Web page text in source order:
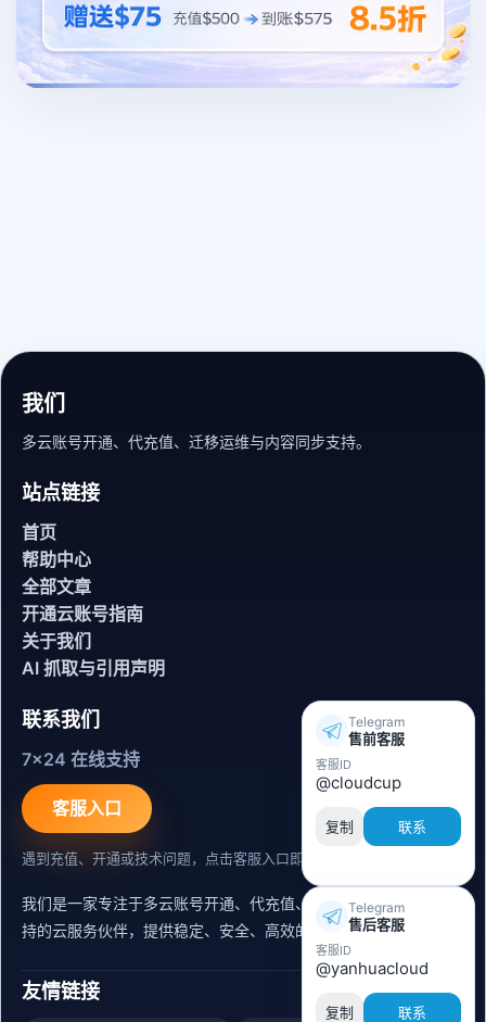
我们
多云账号开通、代充值、迁移运维与内容同步支持。
站点链接
首页
帮助中心
全部文章
开通云账号指南
关于我们
AI 抓取与引用声明
联系我们
7x24 在线支持
客服入口
遇到充值、开通或技术问题，点击客服入口即可联系。
我们是一家专注于多云账号开通、代充值、迁移运维与内容同步支
持的云服务伙伴，提供稳定、安全、高效的出海服务支持。
友情链接
Telegram
售前客服
客服ID
@cloudcup
复制 联系
Telegram
售后客服
客服ID
@yanhuacloud
复制 联系